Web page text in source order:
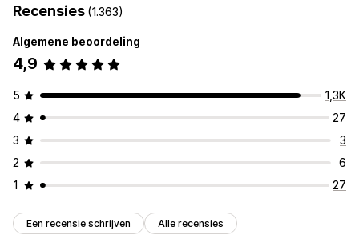
Recensies (1.363)
Algemene beoordeling
4,9
5
1,3K
4
27
3
3
2
6
1
27
Een recensie schrijven Alle recensies